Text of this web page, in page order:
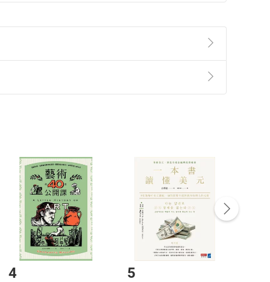
第2條第5款之規定，「非以有形媒介提供之數位
有形媒介提供之數位內容，消費者同意若訂購後
點選「瀏覽訂單明細」
「申請取消訂單/ 退
貨。
付款方式
Payment
完成訂單
Complete
號，下載書籍後看書
4 5